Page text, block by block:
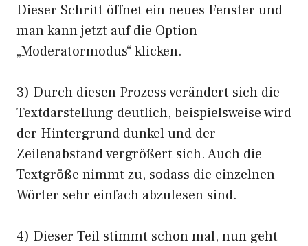
Dieser Schritt öffnet ein neues Fenster und
man kann jetzt auf die Option
„Moderatormodus“ klicken.
3) Durch diesen Prozess verändert sich die
Textdarstellung deutlich, beispielsweise wird
der Hintergrund dunkel und der
Zeilenabstand vergrößert sich. Auch die
Textgröße nimmt zu, sodass die einzelnen
Wörter sehr einfach abzulesen sind.
4) Dieser Teil stimmt schon mal, nun geht